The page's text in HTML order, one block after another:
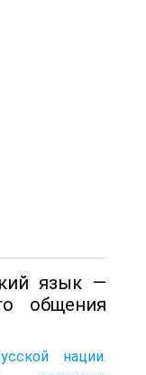
язык —
общения
нации.